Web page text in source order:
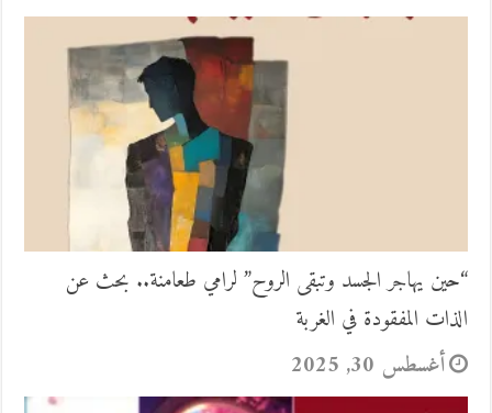
“حين يهاجر الجسد وتبقى الروح” لرامي طعامنة.. بحث عن
الذات المفقودة في الغربة
أغسطس 30, 2025